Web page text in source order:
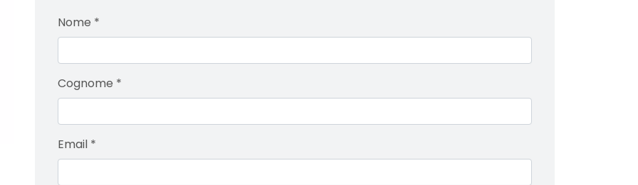
Nome *
Cognome *
Email *